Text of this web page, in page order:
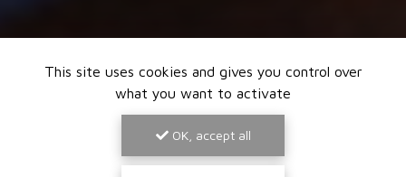
This site uses cookies and gives you control over
what you want to activate
OK, accept all